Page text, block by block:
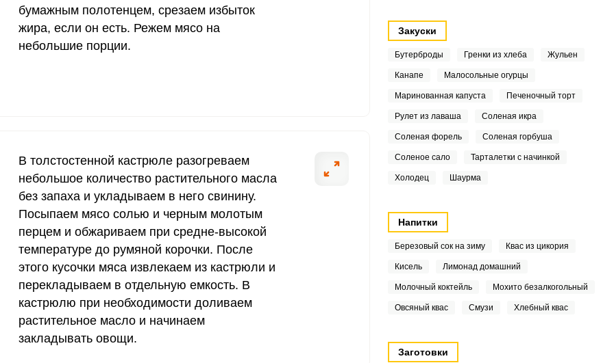
15 мг 13.9
50 мг
1000 мг 1.8
400 мг 4.7
1300 мг 2.8
500 мг
800 мг 9.1
2300 мг
бумажным полотенцем, срезаем избыток
жира, если он есть. Режем мясо на
небольшие порции.
В толстостенной кастрюле разогреваем
небольшое количество растительного масла
без запаха и укладываем в него свинину.
Посыпаем мясо солью и черным молотым
перцем и обжариваем при средне-высокой
температуре до румяной корочки. После
этого кусочки мяса извлекаем из кастрюли и
перекладываем в отдельную емкость. В
кастрюлю при необходимости доливаем
растительное масло и начинаем
закладывать овощи.
Закуски
Бутерброды Гренки из хлеба Жульен
Канапе Малосольные огурцы
Маринованная капуста Печеночный торт
Рулет из лаваша Соленая икра
Соленая форель Соленая горбуша
Соленое сало Тарталетки с начинкой
Холодец Шаурма
Напитки
Березовый сок на зиму Квас из цикория
Кисель Лимонад домашний
Молочный коктейль Мохито безалкогольный
Овсяный квас Смузи Хлебный квас
Заготовки
из свинины на плите? Свинину промываем, обсушиваем бумажным
жира, если он есть. Режем мясо на небольшие порции.
В
с
обработки